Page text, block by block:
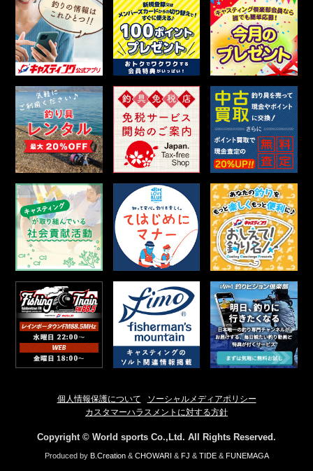
個人情報保護について
ソーシャルメディアポリシー
カスタマーハラスメントに対する方針
Copyright © World sports Co.,Ltd. All Rights Reserved.
Produced by B.Creation& CHOWARI & FJ & TIDE& FUNEMAGA